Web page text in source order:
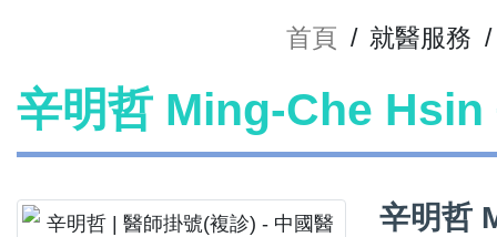
首頁 / 就醫服務 /
辛明哲 Ming-Che Hsin
辛明哲